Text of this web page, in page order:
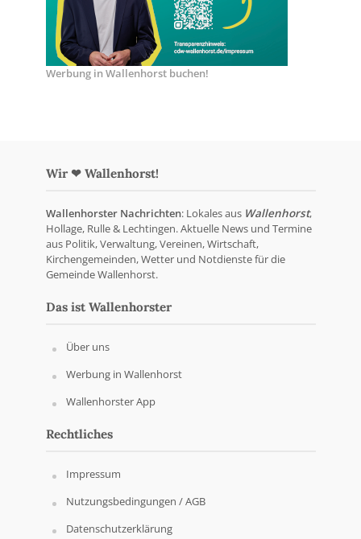
Werbung in Wallenhorst buchen!
Wir ❤ Wallenhorst!
Wallenhorster Nachrichten: Lokales aus Wallenhorst,
Hollage, Rulle & Lechtingen. Aktuelle News und Termine
aus Politik, Verwaltung, Vereinen, Wirtschaft,
Kirchengemeinden, Wetter und Notdienste für die
Gemeinde Wallenhorst.
Das ist Wallenhorster
Über uns
Werbung in Wallenhorst
Wallenhorster App
Rechtliches
Impressum
Nutzungsbedingungen / AGB
Datenschutzerklärung